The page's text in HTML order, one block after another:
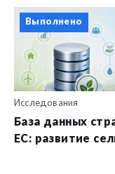
Выполнено
Исследования
База данных
ЕС: развитие